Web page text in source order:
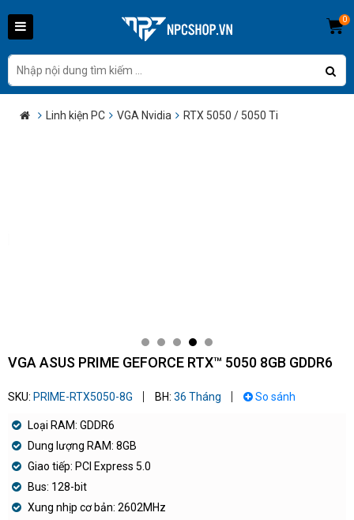
0
Linh kiện PC VGA Nvidia RTX 5050 / 5050 Ti
VGA ASUS PRIME GEFORCE RTX™ 5050 8GB GDDR6
SKU: PRIME-RTX5050-8G BH: 36 Tháng So sánh
Loại RAM: GDDR6
Dung lượng RAM: 8GB
Giao tiếp: PCI Express 5.0
Bus: 128-bit
Xung nhịp cơ bản: 2602MHz